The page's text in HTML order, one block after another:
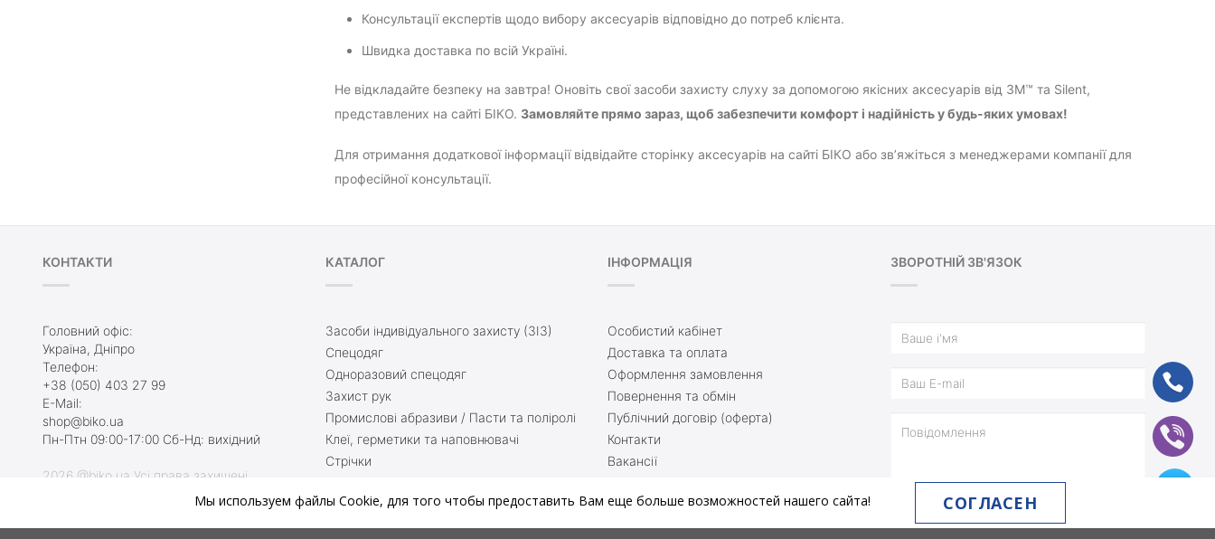
Консультації експертів щодо вибору аксесуарів відповідно до потреб клієнта.
Швидка доставка по всій Україні.
Не відкладайте безпеку на завтра! Оновіть свої засоби захисту слуху за допомогою якісних аксесуарів від 3M™ та Silent,
представлених на сайті БІКО. Замовляйте прямо зараз, щоб забезпечити комфорт і надійність у будь-яких умовах!
Для отримання додаткової інформації відвідайте сторінку аксесуарів на сайті БІКО або зв’яжіться з менеджерами компанії для
професійної консультації.
КОНТАКТИ
Головний офіс:
Україна, Дніпро
Телефон:
+38 (050) 403 27 99
E-Mail:
shop@biko.ua
Пн-Птн 09:00-17:00 Сб-Нд: вихідний
2026 @biko.ua Усі права захищені
КАТАЛОГ
Засоби індивідуального захисту (ЗІЗ)
Спецодяг
Одноразовий спецодяг
Захист рук
Промислові абразиви / Пасти та поліролі
Клеї, герметики та наповнювачі
Стрічки
Туалетні кімнати
Протиральний матеріал
ІНФОРМАЦІЯ
Особистий кабінет
Доставка та оплата
Оформлення замовлення
Повернення та обмін
Публічний договір (оферта)
Контакти
Вакансії
Блог
Мапа сайту
ЗВОРОТНІЙ ЗВ'ЯЗОК
ph
vb
tg
Мы используем файлы Cookie, для того чтобы предоставить Вам еще больше возможностей нашего сайта! СОГЛАСЕН